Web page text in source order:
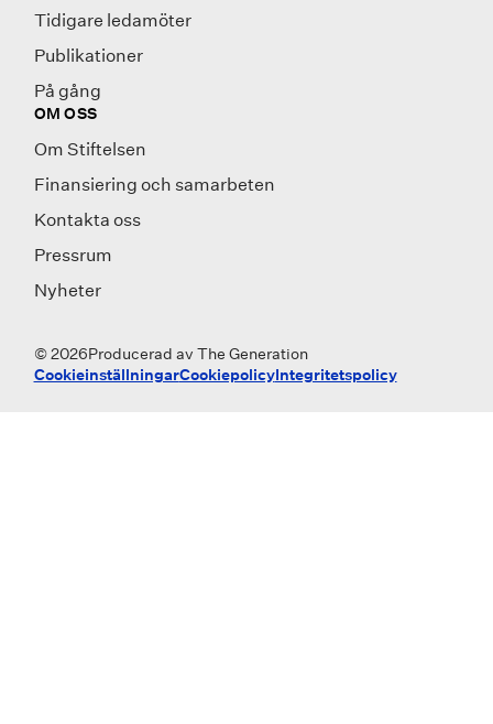
Tidigare ledamöter
Publikationer
På gång
OM OSS
Om Stiftelsen
Finansiering och samarbeten
Kontakta oss
Pressrum
Nyheter
© 2026Producerad av The Generation
CookieinställningarCookiepolicyIntegritetspolicy